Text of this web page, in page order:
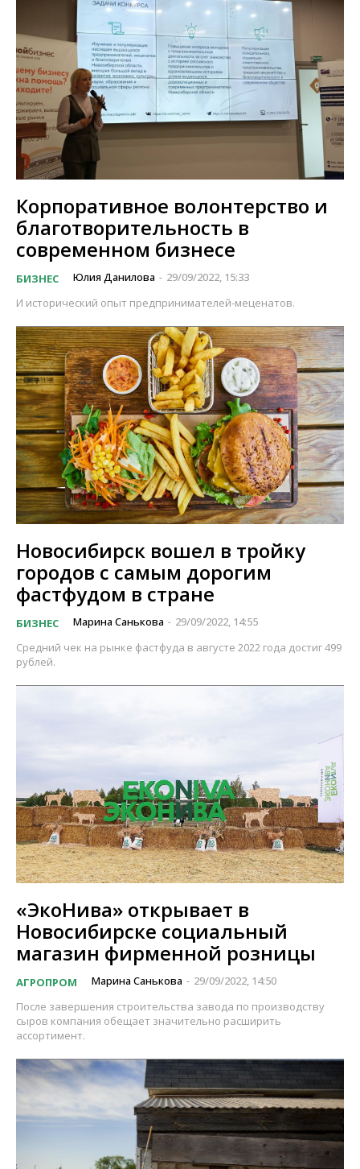
Корпоративное волонтерство и
благотворительность в
современном бизнесе
БИЗНЕС Юлия Данилова - 29/09/2022, 15:33
И исторический опыт предпринимателей-меценатов.
Новосибирск вошел в тройку
городов с самым дорогим
фастфудом в стране
БИЗНЕС Марина Санькова - 29/09/2022, 14:55
Средний чек на рынке фастфуда в августе 2022 года достиг 499
рублей.
«ЭкоНива» открывает в
Новосибирске социальный
магазин фирменной розницы
АГРОПРОМ Марина Санькова - 29/09/2022, 14:50
После завершения строительства завода по производству
сыров компания обещает значительно расширить
ассортимент.